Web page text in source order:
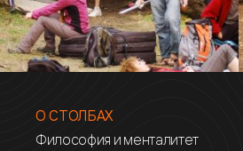
О СТОЛБАХ
Философия и менталитет